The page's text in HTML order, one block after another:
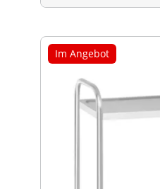
Im Angebot